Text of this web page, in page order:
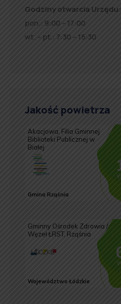
Godziny otwarcia Urzędu:
pon.: 9:00 – 17:00
wt. – pt.: 7:30 – 15:30
Jakość powietrza